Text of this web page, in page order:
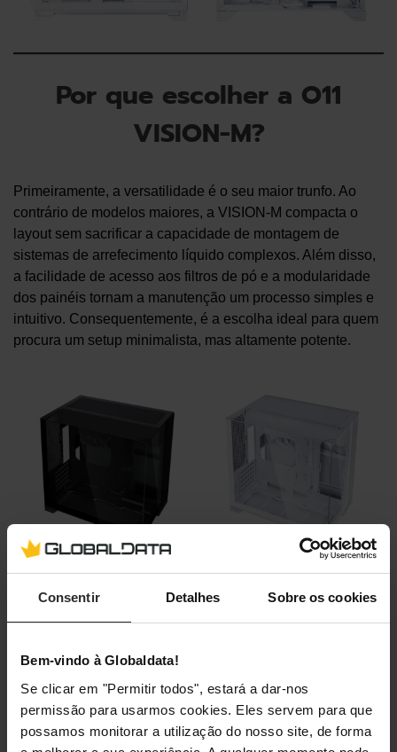
Consentir Detalhes Sobre os cookies
Bem-vindo à Globaldata!
Se clicar em "Permitir todos", estará a dar-nos
permissão para usarmos cookies. Eles servem para que
possamos monitorar a utilização do nosso site, de forma
Por que escolher a O11
VISION-M?
Primeiramente, a versatilidade é o seu maior trunfo. Ao
contrário de modelos maiores, a VISION-M compacta o
layout sem sacrificar a capacidade de montagem de
sistemas de arrefecimento líquido complexos. Além disso,
a facilidade de acesso aos filtros de pó e a modularidade
dos painéis tornam a manutenção um processo simples e
intuitivo. Consequentemente, é a escolha ideal para quem
procura um setup minimalista, mas altamente potente.
Por outro lado, a integração com ecossistemas de
iluminação modernos é exemplar. O espaço amplo permite
que o foco permaneça apenas no hardware. Se procuras
construir um PC que seja o centro das atenções, esta
caixa é, sem dúvida, a tua melhor opção atual.